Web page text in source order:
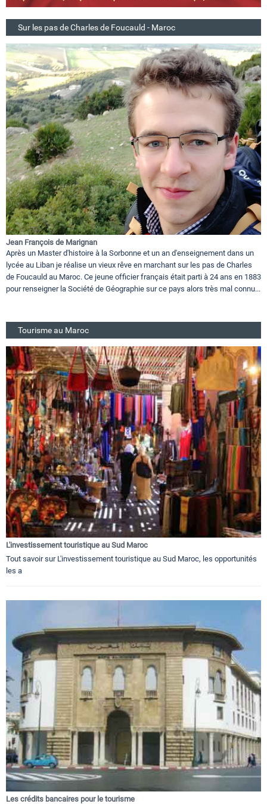
Sur les pas de Charles de Foucauld - Maroc
Jean François de Marignan
Après un Master d'histoire à la Sorbonne et un an d'enseignement dans un
lycée au Liban je réalise un vieux rêve en marchant sur les pas de Charles
de Foucauld au Maroc. Ce jeune officier français était parti à 24 ans en 1883
pour renseigner la Société de Géographie sur ce pays alors très mal connu...
Tourisme au Maroc
L'investissement touristique au Sud Maroc
Tout savoir sur L'investissement touristique au Sud Maroc, les opportunités
les a
Les crédits bancaires pour le tourisme